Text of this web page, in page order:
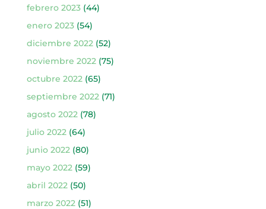
febrero 2023(44)
enero 2023(54)
diciembre 2022(52)
noviembre 2022(75)
octubre 2022(65)
septiembre 2022(71)
agosto 2022(78)
julio 2022(64)
junio 2022(80)
mayo 2022(59)
abril 2022(50)
marzo 2022(51)